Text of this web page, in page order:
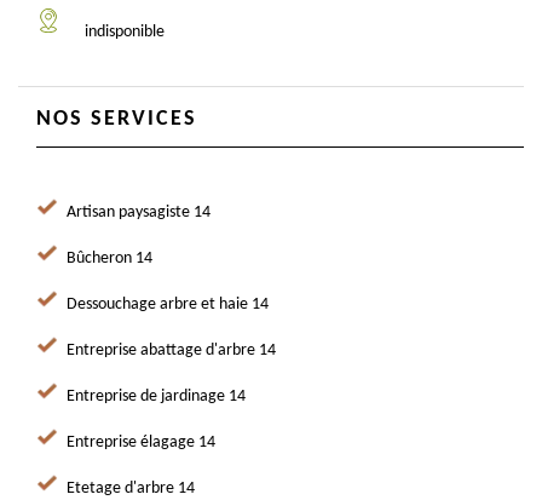
indisponible
NOS SERVICES
Artisan paysagiste 14
Bûcheron 14
Dessouchage arbre et haie 14
Entreprise abattage d'arbre 14
Entreprise de jardinage 14
Entreprise élagage 14
Etetage d'arbre 14